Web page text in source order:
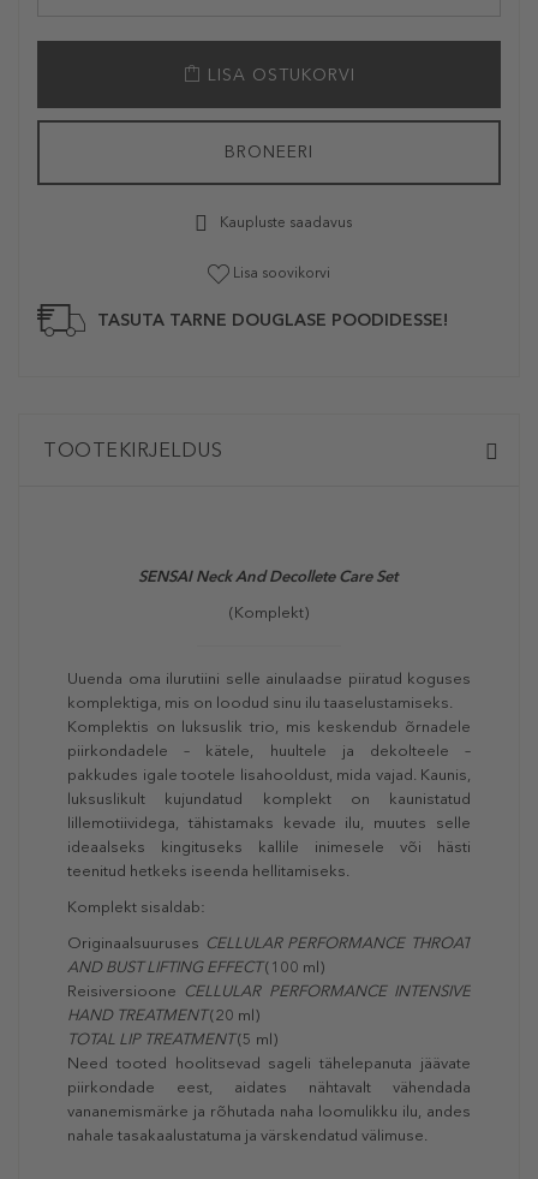
LISA OSTUKORVI
BRONEERI
Kaupluste saadavus
Lisa soovikorvi
TASUTA TARNE DOUGLASE POODIDESSE!
TOOTEKIRJELDUS
SENSAI Neck And Decollete Care Set
(Komplekt)
Uuenda oma ilurutiini selle ainulaadse piiratud koguses
komplektiga, mis on loodud sinu ilu taaselustamiseks.
Komplektis on luksuslik trio, mis keskendub õrnadele
piirkondadele – kätele, huultele ja dekolteele –
pakkudes igale tootele lisahooldust, mida vajad. Kaunis,
luksuslikult kujundatud komplekt on kaunistatud
lillemotiividega, tähistamaks kevade ilu, muutes selle
ideaalseks kingituseks kallile inimesele või hästi
teenitud hetkeks iseenda hellitamiseks.
Komplekt sisaldab:
Originaalsuuruses CELLULAR PERFORMANCE THROAT
AND BUST LIFTING EFFECT(100 ml)
Reisiversioone CELLULAR PERFORMANCE INTENSIVE
HAND TREATMENT(20 ml)
TOTAL LIP TREATMENT(5 ml)
Need tooted hoolitsevad sageli tähelepanuta jäävate
piirkondade eest, aidates nähtavalt vähendada
vananemismärke ja rõhutada naha loomulikku ilu, andes
nahale tasakaalustatuma ja värskendatud välimuse.